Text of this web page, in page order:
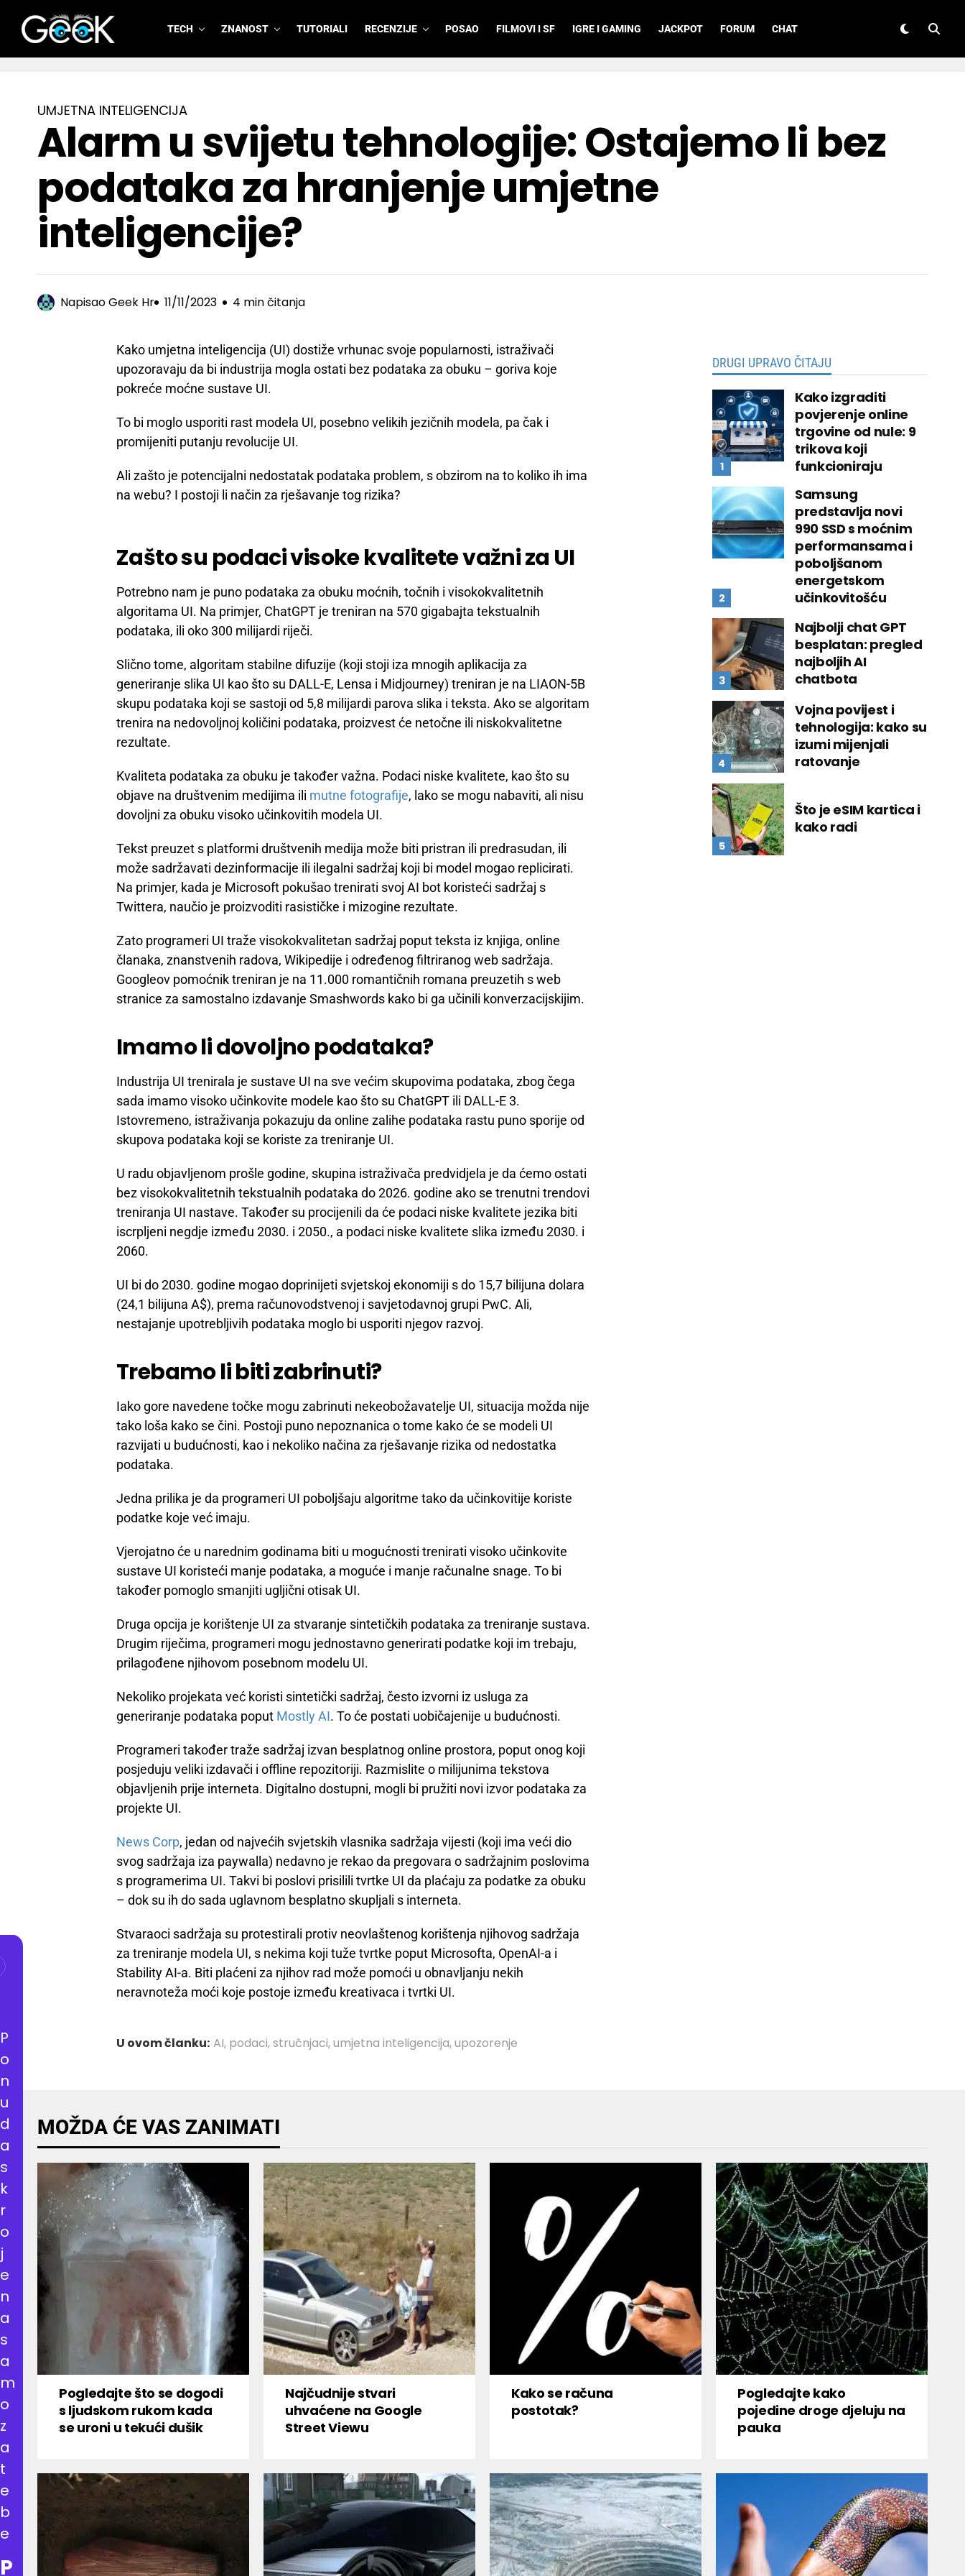
GeeK.hr
TECH ZNANOST TUTORIALI RECENZIJE POSAO FILMOVI I SF IGRE I GAMING JACKPOT FORUM CHAT
UMJETNA INTELIGENCIJA
Alarm u svijetu tehnologije: Ostajemo li bez
podataka za hranjenje umjetne
inteligencije?
NapisaoGeek Hr 11/11/2023 4 min čitanja
Kako umjetna inteligencija (UI) dostiže vrhunac svoje popularnosti, istraživači
upozoravaju da bi industrija mogla ostati bez podataka za obuku – goriva koje
pokreće moćne sustave UI.
To bi moglo usporiti rast modela UI, posebno velikih jezičnih modela, pa čak i
promijeniti putanju revolucije UI.
Ali zašto je potencijalni nedostatak podataka problem, s obzirom na to koliko ih ima
na webu? I postoji li način za rješavanje tog rizika?
Zašto su podaci visoke kvalitete važni za UI
Potrebno nam je puno podataka za obuku moćnih, točnih i visokokvalitetnih
algoritama UI. Na primjer, ChatGPT je treniran na 570 gigabajta tekstualnih
podataka, ili oko 300 milijardi riječi.
Slično tome, algoritam stabilne difuzije (koji stoji iza mnogih aplikacija za
generiranje slika UI kao što su DALL-E, Lensa i Midjourney) treniran je na LIAON-5B
skupu podataka koji se sastoji od 5,8 milijardi parova slika i teksta. Ako se algoritam
trenira na nedovoljnoj količini podataka, proizvest će netočne ili niskokvalitetne
rezultate.
Kvaliteta podataka za obuku je također važna. Podaci niske kvalitete, kao što su
objave na društvenim medijima ili mutne fotografije, lako se mogu nabaviti, ali nisu
dovoljni za obuku visoko učinkovitih modela UI.
Tekst preuzet s platformi društvenih medija može biti pristran ili predrasudan, ili
može sadržavati dezinformacije ili ilegalni sadržaj koji bi model mogao replicirati.
Na primjer, kada je Microsoft pokušao trenirati svoj AI bot koristeći sadržaj s
Twittera, naučio je proizvoditi rasističke i mizogine rezultate.
Zato programeri UI traže visokokvalitetan sadržaj poput teksta iz knjiga, online
članaka, znanstvenih radova, Wikipedije i određenog filtriranog web sadržaja.
Googleov pomoćnik treniran je na 11.000 romantičnih romana preuzetih s web
stranice za samostalno izdavanje Smashwords kako bi ga učinili konverzacijskijim.
Imamo li dovoljno podataka?
Industrija UI trenirala je sustave UI na sve većim skupovima podataka, zbog čega
sada imamo visoko učinkovite modele kao što su ChatGPT ili DALL-E 3.
Istovremeno, istraživanja pokazuju da online zalihe podataka rastu puno sporije od
skupova podataka koji se koriste za treniranje UI.
U radu objavljenom prošle godine, skupina istraživača predvidjela je da ćemo ostati
bez visokokvalitetnih tekstualnih podataka do 2026. godine ako se trenutni trendovi
treniranja UI nastave. Također su procijenili da će podaci niske kvalitete jezika biti
iscrpljeni negdje između 2030. i 2050., a podaci niske kvalitete slika između 2030. i
2060.
UI bi do 2030. godine mogao doprinijeti svjetskoj ekonomiji s do 15,7 bilijuna dolara
(24,1 bilijuna A$), prema računovodstvenoj i savjetodavnoj grupi PwC. Ali,
nestajanje upotrebljivih podataka moglo bi usporiti njegov razvoj.
Trebamo li biti zabrinuti?
Iako gore navedene točke mogu zabrinuti nekeobožavatelje UI, situacija možda nije
tako loša kako se čini. Postoji puno nepoznanica o tome kako će se modeli UI
razvijati u budućnosti, kao i nekoliko načina za rješavanje rizika od nedostatka
podataka.
Jedna prilika je da programeri UI poboljšaju algoritme tako da učinkovitije koriste
podatke koje već imaju.
Vjerojatno će u narednim godinama biti u mogućnosti trenirati visoko učinkovite
sustave UI koristeći manje podataka, a moguće i manje računalne snage. To bi
također pomoglo smanjiti ugljični otisak UI.
Druga opcija je korištenje UI za stvaranje sintetičkih podataka za treniranje sustava.
Drugim riječima, programeri mogu jednostavno generirati podatke koji im trebaju,
prilagođene njihovom posebnom modelu UI.
Nekoliko projekata već koristi sintetički sadržaj, često izvorni iz usluga za
generiranje podataka poput Mostly AI. To će postati uobičajenije u budućnosti.
Programeri također traže sadržaj izvan besplatnog online prostora, poput onog koji
posjeduju veliki izdavači i offline repozitoriji. Razmislite o milijunima tekstova
objavljenih prije interneta. Digitalno dostupni, mogli bi pružiti novi izvor podataka za
projekte UI.
News Corp, jedan od najvećih svjetskih vlasnika sadržaja vijesti (koji ima veći dio
svog sadržaja iza paywalla) nedavno je rekao da pregovara o sadržajnim poslovima
s programerima UI. Takvi bi poslovi prisilili tvrtke UI da plaćaju za podatke za obuku
– dok su ih do sada uglavnom besplatno skupljali s interneta.
Stvaraoci sadržaja su protestirali protiv neovlaštenog korištenja njihovog sadržaja
za treniranje modela UI, s nekima koji tuže tvrtke poput Microsofta, OpenAI-a i
Stability AI-a. Biti plaćeni za njihov rad može pomoći u obnavljanju nekih
neravnoteža moći koje postoje između kreativaca i tvrtki UI.
U ovom članku: AI, podaci,stručnjaci,umjetna inteligencija,upozorenje
DRUGI UPRAVO ČITAJU
Kako izgraditi
povjerenje online
trgovine od nule: 9
trikova koji
funkcioniraju
Samsung
predstavlja novi
990 SSD s moćnim
performansama i
poboljšanom
energetskom
učinkovitošću
Najbolji chat GPT
besplatan: pregled
najboljih AI
chatbota
Vojna povijest i
tehnologija: kako su
izumi mijenjali
ratovanje
Što je eSIM kartica i
kako radi
MOŽDA ĆE VAS ZANIMATI
Pogledajte što se dogodi
s ljudskom rukom kada
se uroni u tekući dušik
Najčudnije stvari
uhvaćene na Google
Street Viewu
Kako se računa
postotak?
Pogledajte kako
pojedine droge djeluju na
pauka
P
o
n
u
d
a
s
k
r
o
j
e
n
a
s
a
m
o
z
a
t
e
b
e
P